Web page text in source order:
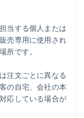
当する個人または
売専用に使用され
所です。
注文ごとに異なる
の自宅、会社の本
応している場合が